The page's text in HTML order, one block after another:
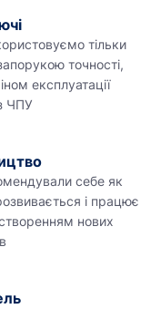
тільки
точності,
експлуатації
ЧПУ
себе як
і працює
нових